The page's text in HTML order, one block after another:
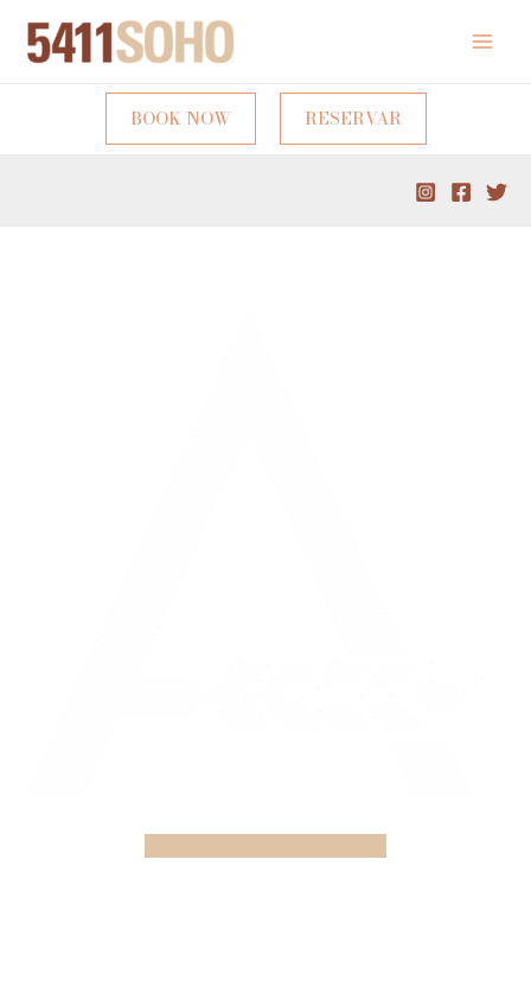
BOOK NOW RESERVAR